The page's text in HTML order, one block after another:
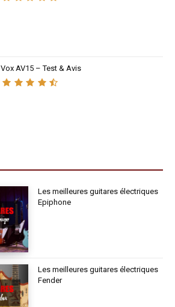
Vox AV15 – Test & Avis
Les meilleures guitares électriques
Epiphone
Les meilleures guitares électriques
Fender